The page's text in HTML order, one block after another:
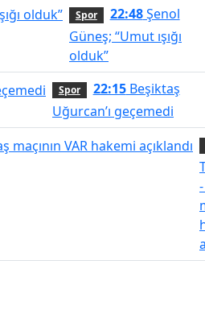
Spor 22:48Şenol
Güneş; “Umut ışığı
olduk”
Spor 22:15Beşiktaş
Uğurcan’ı geçemedi